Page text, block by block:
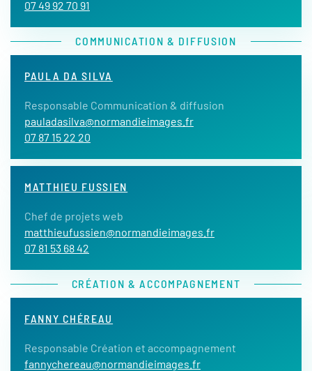
07 49 92 70 91
COMMUNICATION & DIFFUSION
PAULA DA SILVA
Responsable Communication & diffusion
pauladasilva@normandieimages.fr
07 87 15 22 20
MATTHIEU FUSSIEN
Chef de projets web
matthieufussien@normandieimages.fr
07 81 53 68 42
CRÉATION & ACCOMPAGNEMENT
FANNY CHÉREAU
Responsable Création et accompagnement
fannychereau@normandieimages.fr